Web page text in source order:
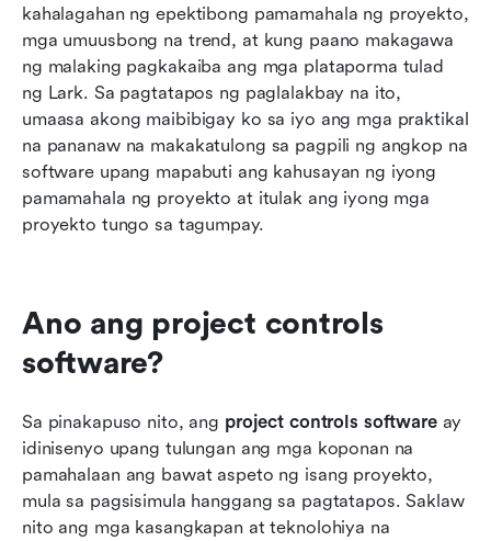
kahalagahan ng epektibong pamamahala ng proyekto,
mga umuusbong na trend, at kung paano makagawa
ng malaking pagkakaiba ang mga plataporma tulad
ng Lark. Sa pagtatapos ng paglalakbay na ito,
umaasa akong maibibigay ko sa iyo ang mga praktikal
na pananaw na makakatulong sa pagpili ng angkop na
software upang mapabuti ang kahusayan ng iyong
pamamahala ng proyekto at itulak ang iyong mga
proyekto tungo sa tagumpay.
Ano ang project controls
software?
Sa pinakapuso nito, ang project controls software ay
idinisenyo upang tulungan ang mga koponan na
pamahalaan ang bawat aspeto ng isang proyekto,
mula sa pagsisimula hanggang sa pagtatapos. Saklaw
nito ang mga kasangkapan at teknolohiya na